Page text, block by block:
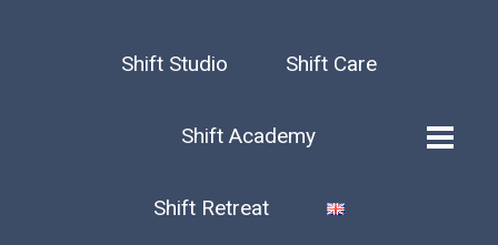
Shift Studio Shift Care
Shift Academy
Shift Retreat